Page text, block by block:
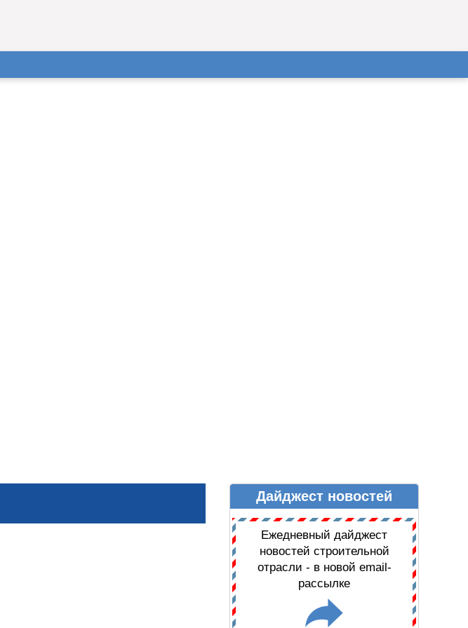
ДАЙДЖЕСТ НОВОСТЕЙДайджест новостей
Ежедневный дайджест
новостей строительной
отрасли - в новой email-
рассылке